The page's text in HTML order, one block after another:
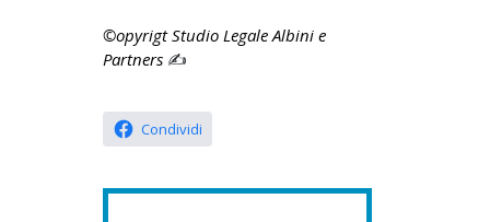
©opyrigt Studio Legale Albini e
Partners ✍️
Condividi